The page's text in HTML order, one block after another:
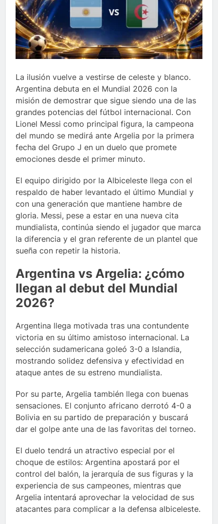
La ilusión vuelve a vestirse de celeste y blanco.
Argentina debuta en el Mundial 2026 con la
misión de demostrar que sigue siendo una de las
grandes potencias del fútbol internacional. Con
Lionel Messi como principal figura, la campeona
del mundo se medirá ante Argelia por la primera
fecha del Grupo J en un duelo que promete
emociones desde el primer minuto.
El equipo dirigido por la Albiceleste llega con el
respaldo de haber levantado el último Mundial y
con una generación que mantiene hambre de
gloria. Messi, pese a estar en una nueva cita
mundialista, continúa siendo el jugador que marca
la diferencia y el gran referente de un plantel que
sueña con repetir la historia.
Argentina vs Argelia: ¿cómo
llegan al debut del Mundial
2026?
Argentina llega motivada tras una contundente
victoria en su último amistoso internacional. La
selección sudamericana goleó 3-0 a Islandia,
mostrando solidez defensiva y efectividad en
ataque antes de su estreno mundialista.
Por su parte, Argelia también llega con buenas
sensaciones. El conjunto africano derrotó 4-0 a
Bolivia en su partido de preparación y buscará
dar el golpe ante una de las favoritas del torneo.
El duelo tendrá un atractivo especial por el
choque de estilos: Argentina apostará por el
control del balón, la jerarquía de sus figuras y la
experiencia de sus campeones, mientras que
Argelia intentará aprovechar la velocidad de sus
atacantes para complicar a la defensa albiceleste.